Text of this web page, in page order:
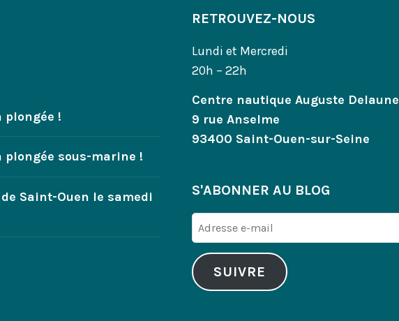
plongée !
plongée sous-marine !
Saint-Ouen le samedi
RETROUVEZ-NOUS
Lundi et Mercredi
20h – 22h
Centre nautique Auguste Delaune
9 rue Anselme
93400 Saint-Ouen-sur-Seine
S'ABONNER AU BLOG
Adresse
e-
mail
SUIVRE